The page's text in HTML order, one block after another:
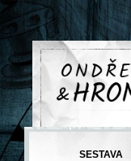
SESTAVA